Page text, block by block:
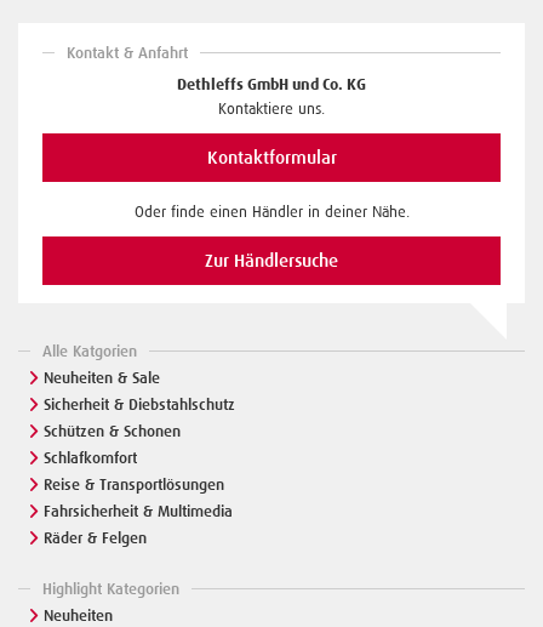
Kontakt & Anfahrt
Dethleffs GmbH und Co. KG
Kontaktiere uns.
Kontaktformular
Oder finde einen Händler in deiner Nähe.
Zur Händlersuche
Alle Katgorien
Neuheiten & Sale
Sicherheit & Diebstahlschutz
Schützen & Schonen
Schlafkomfort
Reise & Transportlösungen
Fahrsicherheit & Multimedia
Räder & Felgen
Highlight Kategorien
Neuheiten